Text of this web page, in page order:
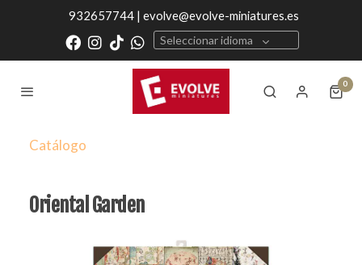
932657744 | evolve@evolve-miniatures.es
Seleccionar idioma
0
Catálogo
Oriental Garden